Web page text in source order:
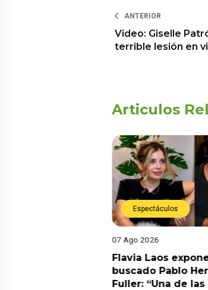
ANTERIOR
Video: Giselle
terrible lesión en
Articulos
Espectáculos
07 Ago 2026
Flavia Laos
buscado Pablo
Fuller: “Una de